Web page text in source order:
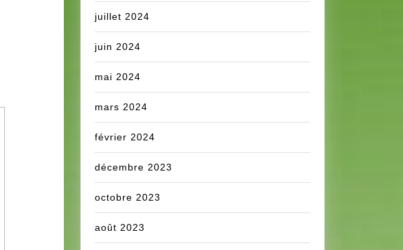
juillet 2024
juin 2024
mai 2024
mars 2024
février 2024
décembre 2023
octobre 2023
août 2023